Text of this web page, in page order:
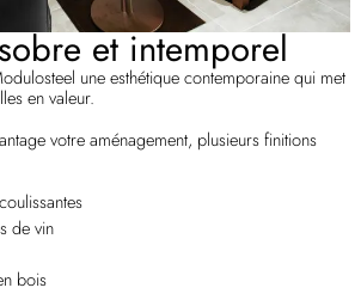
et intemporel
une esthétique contemporaine qui met
en valeur.
votre aménagement, plusieurs finitions
de vin
bois